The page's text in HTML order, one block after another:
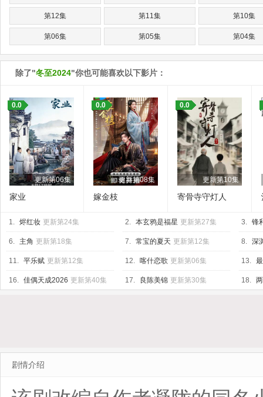
第12集 第11集 第10集
第06集 第05集 第04集
除了"冬至2024"你也可能喜欢以下影片：
更新第06集
0.0
家业
更新第08集
0.0
嫁金枝
更新第10集
0.0
寄骨寺守灯人
1. 烬红妆 更新第24集 2. 本玄鸦是福星 更新第27集 3. 锋
6. 主角 更新第18集 7. 常宝的夏天 更新第12集 8. 深
11. 平乐赋 更新第12集 12. 喀什恋歌 更新第06集 13.
16. 佳偶天成2026 更新第40集 17. 良陈美锦 更新第30集 18.
剧情介绍